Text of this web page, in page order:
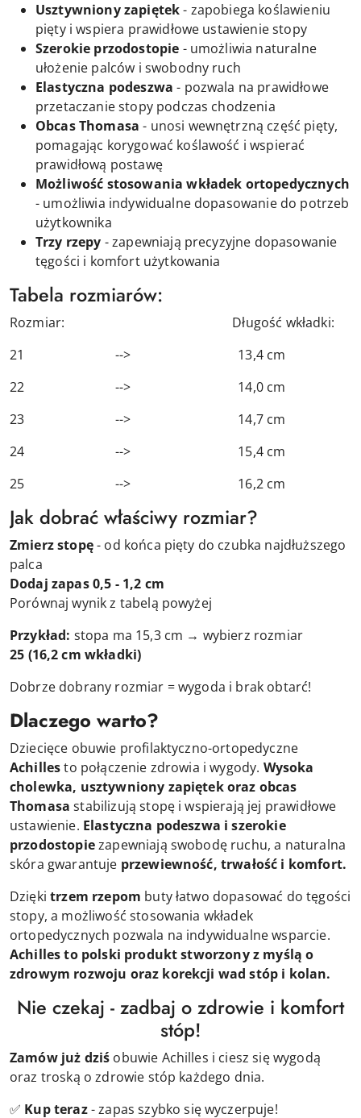
Usztywniony zapiętek- zapobiega koślawieniu
pięty i wspiera prawidłowe ustawienie stopy
Szerokie przodostopie - umożliwia naturalne
ułożenie palców i swobodny ruch
Elastyczna podeszwa - pozwala na prawidłowe
przetaczanie stopy podczas chodzenia
Obcas Thomasa - unosi wewnętrzną część pięty,
pomagając korygować koślawość i wspierać
prawidłową postawę
Możliwość stosowania wkładek ortopedycznych
- umożliwia indywidualne dopasowanie do potrzeb
użytkownika
Trzy rzepy - zapewniają precyzyjne dopasowanie
tęgości i komfort użytkowania
Tabela rozmiarów:
Rozmiar: Długość wkładki:
21 --> 13,4 cm
22 --> 14,0 cm
23 --> 14,7 cm
24 --> 15,4 cm
25 --> 16,2 cm
Jak dobrać właściwy rozmiar?
Zmierz stopę- od końca pięty do czubka najdłuższego
palca
Dodaj zapas 0,5 - 1,2 cm
Porównaj wynik z tabelą powyżej
Przykład: stopa ma 15,3 cm → wybierz rozmiar
25 (16,2 cm wkładki)
Dobrze dobrany rozmiar = wygoda i brak obtarć!
Dlaczego warto?
Dziecięce obuwie profilaktyczno-ortopedyczne
Achillesto połączenie zdrowia i wygody. Wysoka
cholewka, usztywniony zapiętek oraz obcas
Thomasa stabilizują stopę i wspierają jej prawidłowe
ustawienie. Elastyczna podeszwa i szerokie
przodostopiezapewniają swobodę ruchu, a naturalna
skóra gwarantuje przewiewność, trwałość i komfort.
Dziękitrzem rzepom buty łatwo dopasować do tęgości
stopy, a możliwość stosowania wkładek
ortopedycznych pozwala na indywidualne wsparcie.
Achillesto polski produkt stworzony z myślą o
zdrowym rozwoju oraz korekcji wad stóp i kolan.
Nie czekaj - zadbaj o zdrowie i komfort
stóp!
Zamów już dziś obuwie Achilles i ciesz się wygodą
oraz troską o zdrowie stóp każdego dnia.
✅ Kup teraz- zapas szybko się wyczerpuje!